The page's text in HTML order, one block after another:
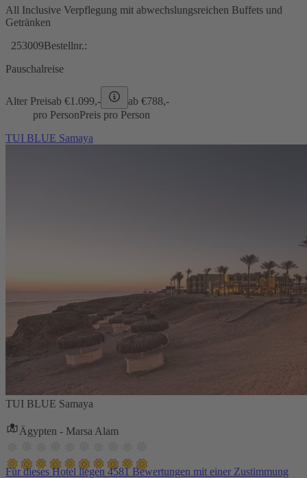
All Inclusive Verpflegung mit abwechslungsreichen Buffets und
Getränken
253009Bestellnr.:
Pauschalreise
Alter Preisab €1.099,- ab €788,-
pro PersonPreis pro Person
TUI BLUE Samaya
TUI BLUE Samaya
Ägypten - Marsa Alam
Für dieses Hotel liegen 4581 Bewertungen mit einer Zustimmung